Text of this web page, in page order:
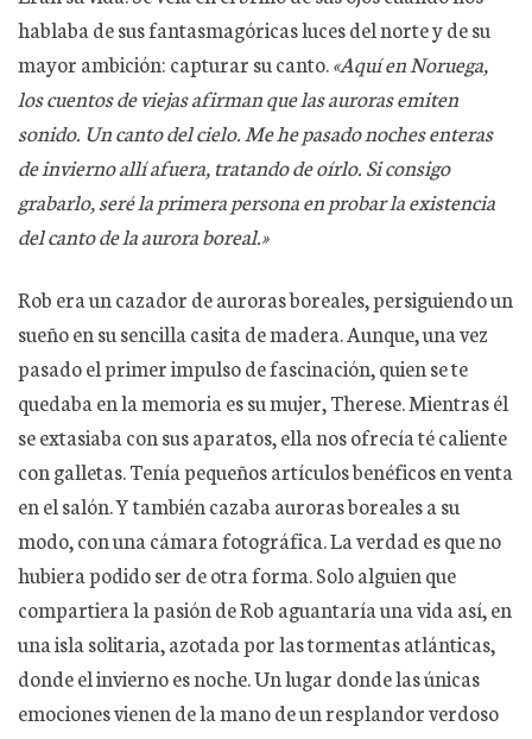
hablaba de sus fantasmagóricas luces del norte y de su
mayor ambición: capturar su canto.«Aquí en Noruega,
los cuentos de viejas afirman que las auroras emiten
sonido. Un canto del cielo. Me he pasado noches enteras
de invierno allí afuera, tratando de oírlo. Si consigo
grabarlo, seré la primera persona en probar la existencia
del canto de la aurora boreal.»
Rob era un cazador de auroras boreales, persiguiendo un
sueño en su sencilla casita de madera. Aunque, una vez
pasado el primer impulso de fascinación, quien se te
quedaba en la memoria es su mujer, Therese. Mientras él
se extasiaba con sus aparatos, ella nos ofrecía té caliente
con galletas. Tenía pequeños artículos benéficos en venta
en el salón. Y también cazaba auroras boreales a su
modo, con una cámara fotográfica. La verdad es que no
hubiera podido ser de otra forma. Solo alguien que
compartiera la pasión de Rob aguantaría una vida así, en
una isla solitaria, azotada por las tormentas atlánticas,
donde el invierno es noche. Un lugar donde las únicas
emociones vienen de la mano de un resplandor verdoso